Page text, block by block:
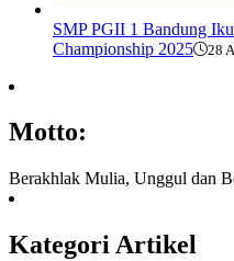
SMP PGII 1 Bandung
Championship 2025
28
Motto:
Berakhlak Mulia, Unggul dan
Kategori Artikel